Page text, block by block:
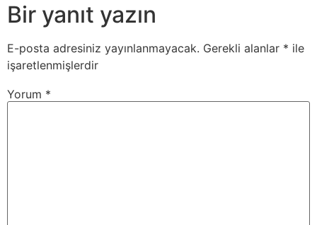
Bir yanıt yazın
E-posta adresiniz yayınlanmayacak. Gerekli alanlar * ile
işaretlenmişlerdir
Yorum *